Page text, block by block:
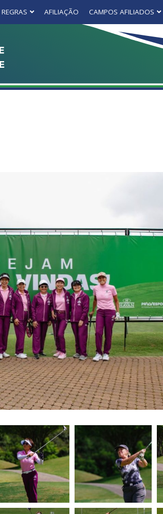
REGRAS AFILIAÇÃO CAMPOS AFILIADOS